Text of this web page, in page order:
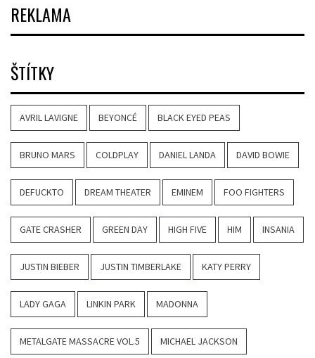
REKLAMA
ŠTÍTKY
AVRIL LAVIGNE BEYONCÉ BLACK EYED PEAS
BRUNO MARS COLDPLAY DANIEL LANDA DAVID BOWIE
DEFUCKTO DREAM THEATER EMINEM FOO FIGHTERS
GATE CRASHER GREEN DAY HIGH FIVE HIM INSANIA
JUSTIN BIEBER JUSTIN TIMBERLAKE KATY PERRY
LADY GAGA LINKIN PARK MADONNA
METALGATE MASSACRE VOL.5 MICHAEL JACKSON